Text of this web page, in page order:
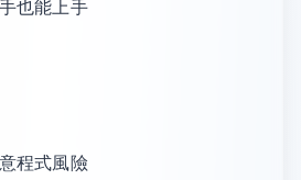
也能上手
程式風險